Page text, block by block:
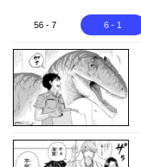
56 - 7 6 - 1